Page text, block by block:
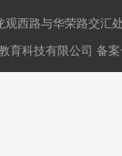
观西路与华荣路交
育科技有限公司 备案